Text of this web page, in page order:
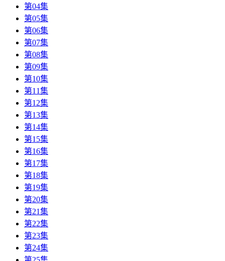
第04集
第05集
第06集
第07集
第08集
第09集
第10集
第11集
第12集
第13集
第14集
第15集
第16集
第17集
第18集
第19集
第20集
第21集
第22集
第23集
第24集